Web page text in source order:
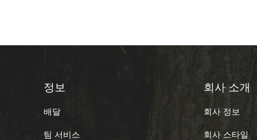
정보
배달
팀 서비스
회사 소개
회사 정보
회사 스타일